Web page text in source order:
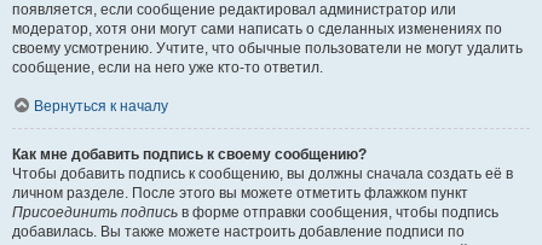
появляется, если сообщение редактировал администратор или
модератор, хотя они могут сами написать о сделанных изменениях по
своему усмотрению. Учтите, что обычные пользователи не могут удалить
сообщение, если на него уже кто-то ответил.
Вернуться к началу
Как мне добавить подпись к своему сообщению?
Чтобы добавить подпись к сообщению, вы должны сначала создать её в
личном разделе. После этого вы можете отметить флажком пункт
Присоединить подпись в форме отправки сообщения, чтобы подпись
добавилась. Вы также можете настроить добавление подписи по